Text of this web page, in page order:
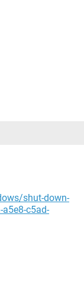
shut-down-
a5e8-c5ad-